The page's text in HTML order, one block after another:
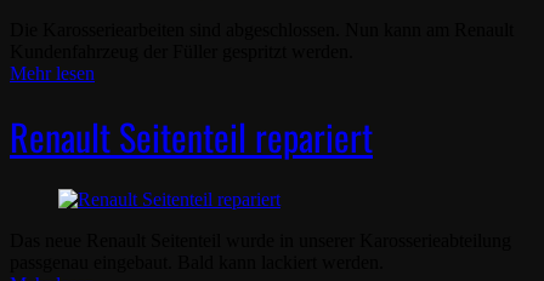
Mehr lesen
Renault Seitenteil repariert